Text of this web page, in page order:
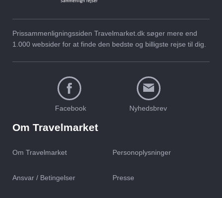
Prissammenligningssiden Travelmarket.dk søger mere end
1.000 websider for at finde den bedste og billigste rejse til dig.
Facebook Nyhedsbrev
Om Travelmarket
Om Travelmarket Personoplysninger
Ansvar / Betingelser Presse